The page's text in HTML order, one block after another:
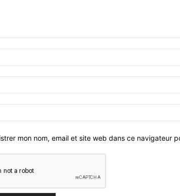
mon nom, email et site web dans ce navigateur